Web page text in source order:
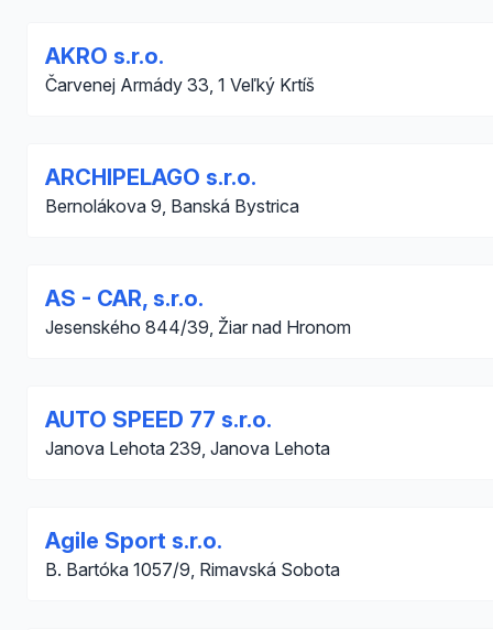
AKRO s.r.o.
Čarvenej Armády 33, 1 Veľký Krtíš
ARCHIPELAGO s.r.o.
Bernolákova 9, Banská Bystrica
AS - CAR, s.r.o.
Jesenského 844/39, Žiar nad Hronom
AUTO SPEED 77 s.r.o.
Janova Lehota 239, Janova Lehota
Agile Sport s.r.o.
B. Bartóka 1057/9, Rimavská Sobota